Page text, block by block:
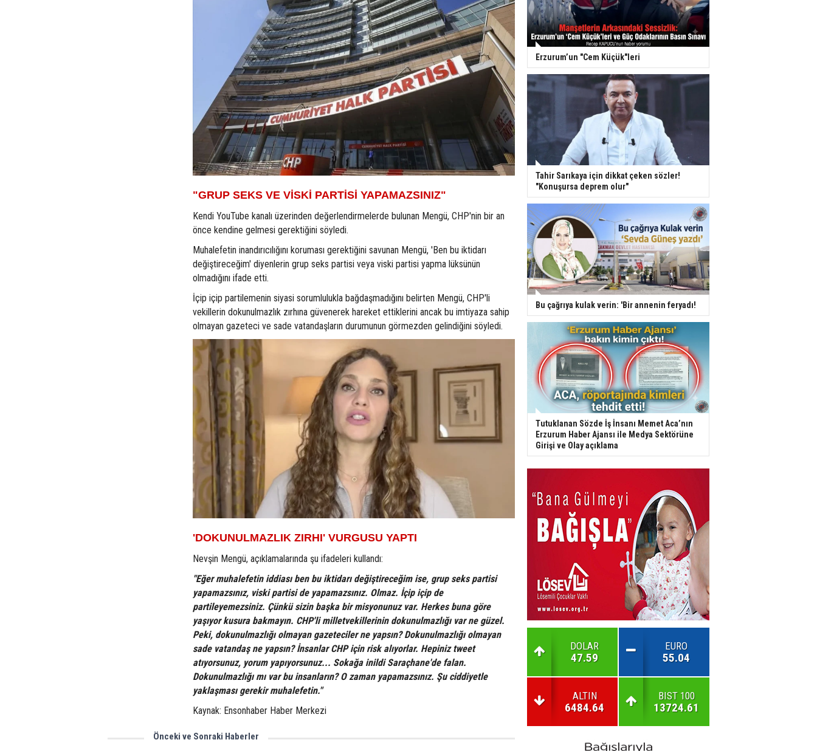
"GRUP SEKS VE VİSKİ PARTİSİ YAPAMAZSINIZ"
Kendi YouTube kanalı üzerinden değerlendirmelerde bulunan Mengü, CHP'nin bir an
önce kendine gelmesi gerektiğini söyledi.
Muhalefetin inandırıcılığını koruması gerektiğini savunan Mengü, 'Ben bu iktidarı
değiştireceğim' diyenlerin grup seks partisi veya viski partisi yapma lüksünün
olmadığını ifade etti.
İçip içip partilemenin siyasi sorumlulukla bağdaşmadığını belirten Mengü, CHP'li
vekillerin dokunulmazlık zırhına güvenerek hareket ettiklerini ancak bu imtiyaza sahip
olmayan gazeteci ve sade vatandaşların durumunun görmezden gelindiğini söyledi.
'DOKUNULMAZLIK ZIRHI' VURGUSU YAPTI
Nevşin Mengü, açıklamalarında şu ifadeleri kullandı:
"Eğer muhalefetin iddiası ben bu iktidarı değiştireceğim ise, grup seks partisi
yapamazsınız, viski partisi de yapamazsınız. Olmaz. İçip içip de
partileyemezsiniz. Çünkü sizin başka bir misyonunuz var. Herkes buna göre
yaşıyor kusura bakmayın. CHP'li milletvekillerinin dokunulmazlığı var ne güzel.
Peki, dokunulmazlığı olmayan gazeteciler ne yapsın? Dokunulmazlığı olmayan
sade vatandaş ne yapsın? İnsanlar CHP için risk alıyorlar. Hepiniz tweet
atıyorsunuz, yorum yapıyorsunuz... Sokağa inildi Saraçhane'de falan.
Dokunulmazlığı mı var bu insanların? O zaman yapamazsınız. Şu ciddiyetle
yaklaşması gerekir muhalefetin."
Kaynak: Ensonhaber Haber Merkezi
Önceki ve Sonraki Haberler
Erzurum’un "Cem Küçük"leri
Tahir Sarıkaya için dikkat çeken sözler!
"Konuşursa deprem olur"
Bu çağrıya kulak verin: 'Bir annenin feryadı!
Tutuklanan Sözde İş İnsanı Memet Aca’nın
Erzurum Haber Ajansı ile Medya Sektörüne
Girişi ve Olay açıklama
DOLAR
47.59
EURO
55.04
ALTIN
6484.64
BIST 100
13724.61